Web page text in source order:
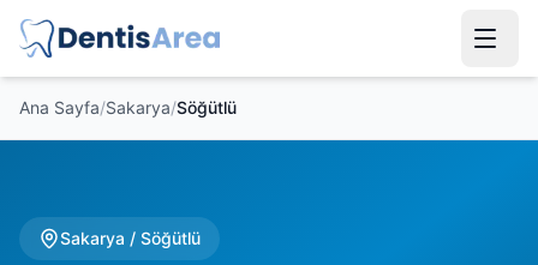
Ana Sayfa/Sakarya/Söğütlü
Sakarya / Söğütlü